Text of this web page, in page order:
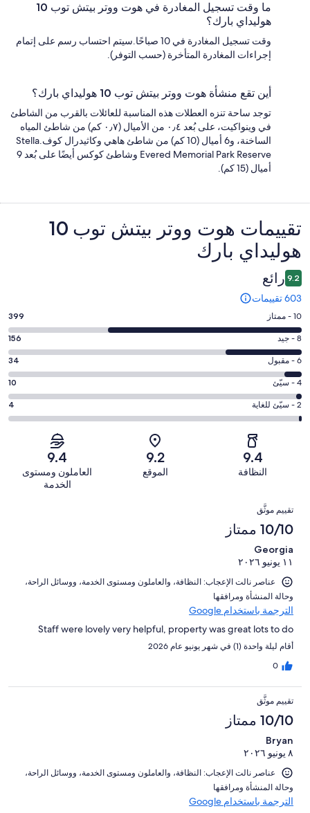
ما وقت تسجيل المغادرة في هوت ووتر بيتش توب 10
هوليداي بارك؟
وقت تسجيل المغادرة في 10 صباحًا.سيتم احتساب رسم على إتمام
إجراءات المغادرة المتأخرة (حسب التوفر).
أين تقع منشأة هوت ووتر بيتش توب 10 هوليداي بارك؟
توجد ساحة تنزه العطلات هذه المناسبة للعائلات بالقرب من الشاطئ
في وينواكيت، على بُعد ٠٫٤ من الأميال (٠٫٧ كم) من شاطئ المياه
الساخنة، و6 أميال (10 كم) من شاطئ هاهي وكاثيدرال كوف.Stella
Evered Memorial Park Reserve وشاطئ كوكس أيضًا على بُعد 9
أميال (15 كم).
التقييمات
تقييمات ⁦هوت ووتر بيتش توب 10
هوليداي بارك⁩
9.2 رائع
603 تقييمات
درجة
التصنيف
10
-
ممتاز.
399
من
أصل
10 - ممتاز 399
درجة
التصنيف
8
-
جيد.
156
8 - جيد 156
درجة
التصنيف
6
-
مقبول.
تقييمات
النزلاء
6 - مقبول 34
درجة
التصنيف
4
من
تقييمات
النزلاء
4 - سيّئ 10
درجة
التصنيف
من
أصل
603
من
تقييمات
النزلاء
2 - سيّئ للغاية 4
9.4
النظافة
9.2
الموقع
9.4
العاملون ومستوى
الخدمة
التقييمات
تقييم موثَّق
10/10 ممتاز
Georgia
١١ يونيو ٢٠٢٦
عناصر نالت الإعجاب: ⁦النظافة⁩، و⁦العاملون ومستوى الخدمة⁩، و⁦وسائل الراحة⁩،
و⁦حالة المنشأة ومرافقها⁩
الترجمة باستخدام Google
Staff were lovely very helpful, property was great lots to do
أقام ليلة واحدة (1) في شهر يونيو عام 2026
0
تقييم موثَّق
10/10 ممتاز
Bryan
٨ يونيو ٢٠٢٦
عناصر نالت الإعجاب: ⁦النظافة⁩، و⁦العاملون ومستوى الخدمة⁩، و⁦وسائل الراحة⁩،
و⁦حالة المنشأة ومرافقها⁩
الترجمة باستخدام Google